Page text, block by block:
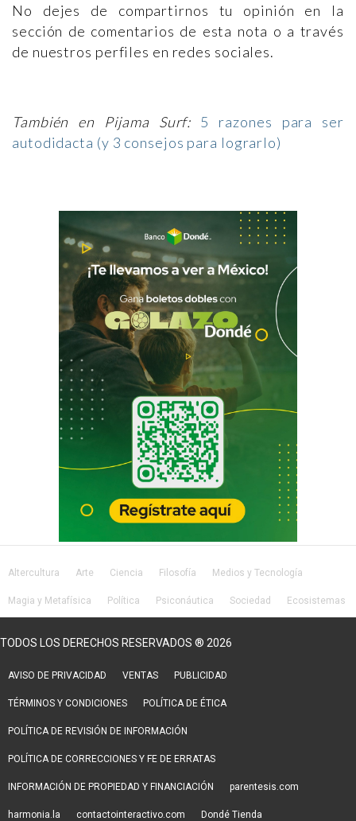
No dejes de compartirnos tu opinión en la
sección de comentarios de esta nota o a través
de nuestros perfiles en redes sociales.
También en Pijama Surf: 5 razones para ser
autodidacta (y 3 consejos para lograrlo)
Altercultura Arte Ciencia Filosofía Medios y Tecnología
Magia y Metafísica Política Psiconáutica Sociedad Ecosistemas
TODOS LOS DERECHOS RESERVADOS ® 2026
AVISO DE PRIVACIDAD VENTAS PUBLICIDAD
TÉRMINOS Y CONDICIONES POLÍTICA DE ÉTICA
POLÍTICA DE REVISIÓN DE INFORMACIÓN
POLÍTICA DE CORRECCIONES Y FE DE ERRATAS
INFORMACIÓN DE PROPIEDAD Y FINANCIACIÓN parentesis.com
harmonia.la contactointeractivo.com Dondé Tienda